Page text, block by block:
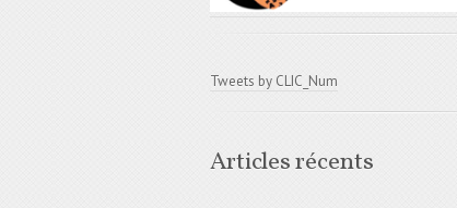
Tweets by CLIC_Num
Articles récents